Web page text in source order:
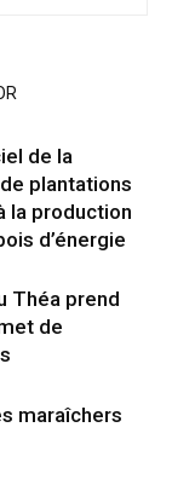
de la
plantations
la production
d’énergie
Théa prend
de
maraîchers